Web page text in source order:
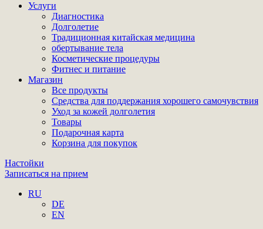
Услуги
Диагностика
Долголетие
Традиционная китайская медицина
обертывание тела
Косметические процедуры
Фитнес и питание
Магазин
Все продукты
Средства для поддержания хорошего самочувствия
Уход за кожей долголетия
Товары
Подарочная карта
Корзина для покупок
Настойки
Записаться на прием
RU
DE
EN